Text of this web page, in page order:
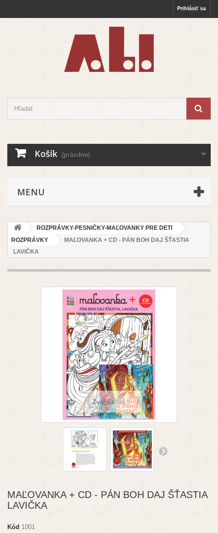
Prihlásiť sa
Košík (prázdne)
MENU
ROZPRÁVKY-PESNIČKY-MAĽOVANKY PRE DETI
ROZPRÁVKY
MAĽOVANKA + CD - PÁN BOH DAJ ŠŤASTIA
LAVIČKA
Zväčšiť
MAĽOVANKA + CD - PÁN BOH DAJ ŠŤASTIA
LAVIČKA
Kód 1001